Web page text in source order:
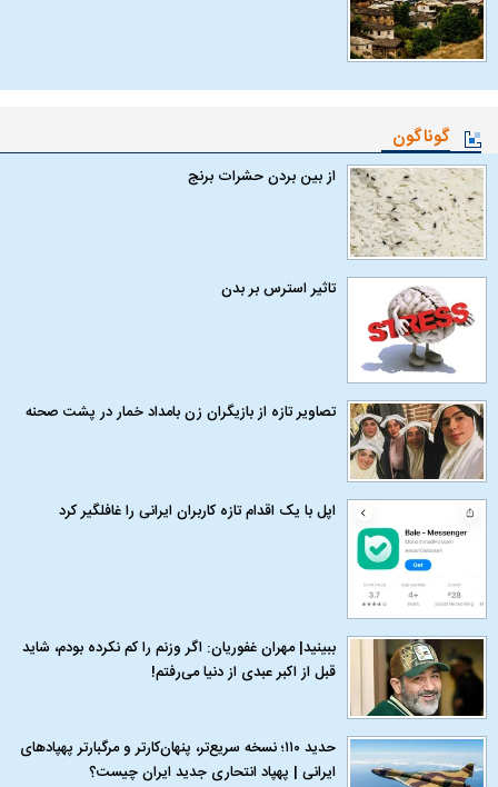
گوناگون
از بین بردن حشرات برنج
تاثیر استرس بر بدن
تصاویر تازه از بازیگران زن بامداد خمار در پشت صحنه
اپل با یک اقدام تازه کاربران ایرانی را غافلگیر کرد
ببینید| مهران غفوریان: اگر وزنم را کم نکرده بودم، شاید
قبل از اکبر عبدی از دنیا می‌رفتم!
حدید ۱۱۰؛ نسخه سریع‌تر، پنهان‌کارتر و مرگبارتر پهپادهای
ایرانی | پهپاد انتحاری جدید ایران چیست؟